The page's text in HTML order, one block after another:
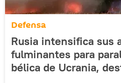
Defensa
Rusia intensifica sus
fulminantes para
bélica de Ucrania,